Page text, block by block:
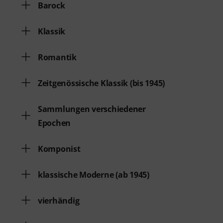
Barock
Klassik
Romantik
Zeitgenössische Klassik (bis 1945)
Sammlungen verschiedener
Epochen
Komponist
klassische Moderne (ab 1945)
vierhändig